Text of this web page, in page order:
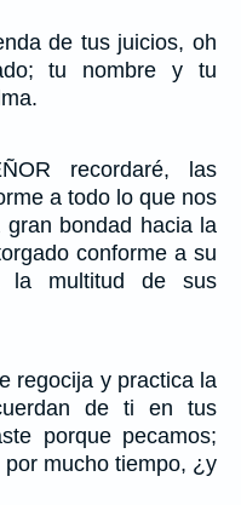
de tus juicios, oh
tu nombre y tu
recordaré, las
a todo lo que nos
bondad hacia la
conforme a su
la multitud de sus
regocija y practica la
de ti en tus
porque pecamos;
mucho tiempo, ¿y